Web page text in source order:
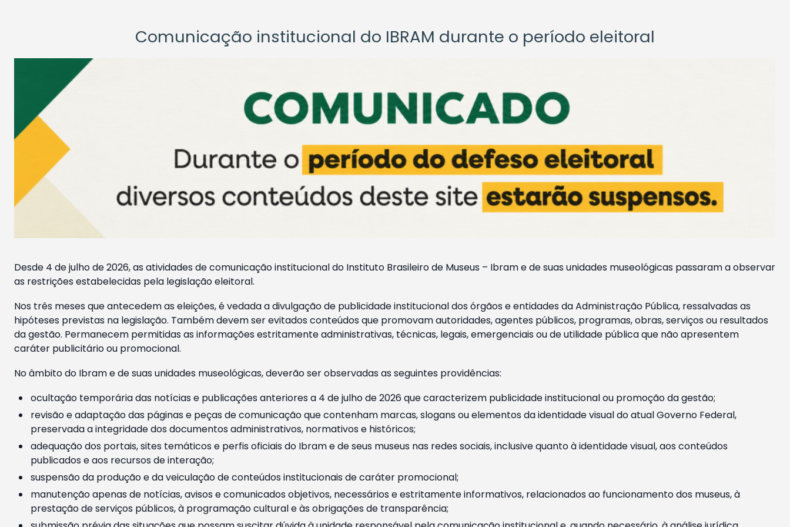
Comunicação institucional do IBRAM durante o período eleitoral
Desde 4 de julho de 2026, as atividades de comunicação institucional do Instituto Brasileiro de Museus – Ibram e de suas unidades museológicas passaram a observar
as restrições estabelecidas pela legislação eleitoral.
Nos três meses que antecedem as eleições, é vedada a divulgação de publicidade institucional dos órgãos e entidades da Administração Pública, ressalvadas as
hipóteses previstas na legislação. Também devem ser evitados conteúdos que promovam autoridades, agentes públicos, programas, obras, serviços ou resultados
da gestão. Permanecem permitidas as informações estritamente administrativas, técnicas, legais, emergenciais ou de utilidade pública que não apresentem
caráter publicitário ou promocional.
No âmbito do Ibram e de suas unidades museológicas, deverão ser observadas as seguintes providências:
ocultação temporária das notícias e publicações anteriores a 4 de julho de 2026 que caracterizem publicidade institucional ou promoção da gestão;
revisão e adaptação das páginas e peças de comunicação que contenham marcas, slogans ou elementos da identidade visual do atual Governo Federal,
preservada a integridade dos documentos administrativos, normativos e históricos;
adequação dos portais, sites temáticos e perfis oficiais do Ibram e de seus museus nas redes sociais, inclusive quanto à identidade visual, aos conteúdos
publicados e aos recursos de interação;
suspensão da produção e da veiculação de conteúdos institucionais de caráter promocional;
manutenção apenas de notícias, avisos e comunicados objetivos, necessários e estritamente informativos, relacionados ao funcionamento dos museus, à
prestação de serviços públicos, à programação cultural e às obrigações de transparência;